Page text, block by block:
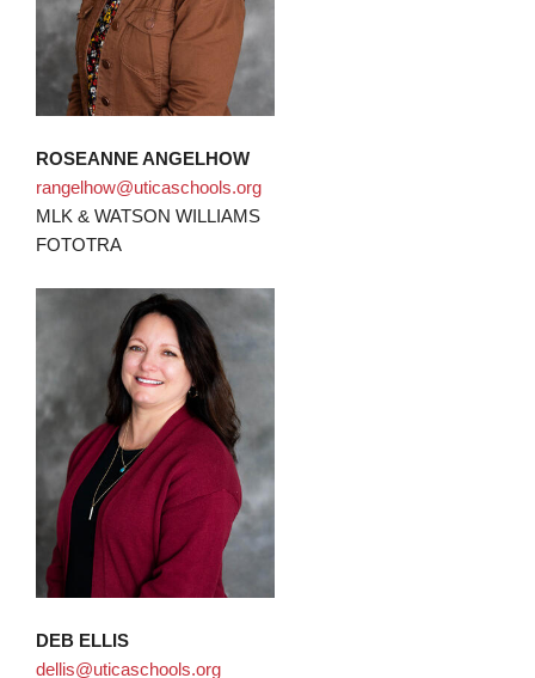
ROSEANNE ANGELHOW
rangelhow@uticaschools.org
MLK & WATSON WILLIAMS
FOTOTRA
DEB ELLIS
dellis@uticaschools.org